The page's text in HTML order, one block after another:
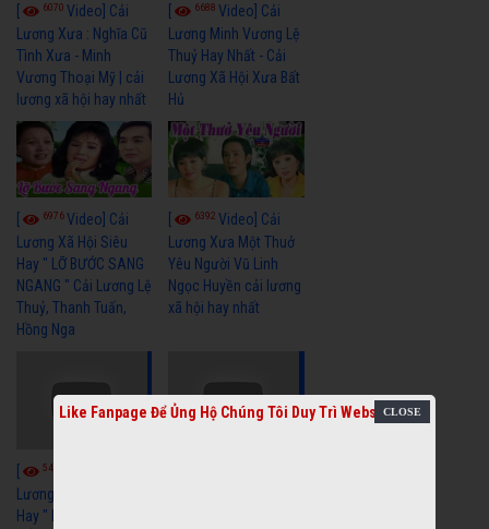
6070 Video] Cải
Lương Xưa : Nghĩa Cũ
Tình Xưa - Minh
Vương Thoại Mỹ | cải
lương xã hội hay nhất
6688Video] Cải
Lương Minh Vương Lệ
Thuỷ Hay Nhất - Cải
Lương Xã Hội Xưa Bất
Hủ
6976Video] Cải
Lương Xã Hội Siêu
Hay " LỠ BƯỚC SANG
NGANG " Cải Lương Lệ
Thuỷ, Thanh Tuấn,
Hồng Nga
6392Video] Cải
Lương Xưa Một Thuở
Yêu Người Vũ Linh
Ngọc Huyền cải lương
xã hội hay nhất
5462
Lương Xã Hội Siêu
Hay " BỂ HẬN MÊNH
Like Fanpage Để Ủng Hộ Chúng Tôi Duy Trì Website